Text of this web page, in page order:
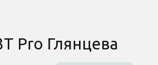
Pro Глянцева